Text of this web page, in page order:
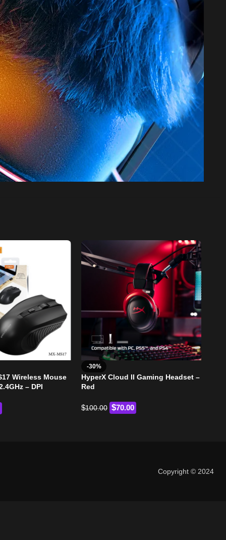
Wireless Mouse
– DPI
-30%
HyperX Cloud II Gaming Headset –
Red
$100.00 $70.00
Copyright © 2024